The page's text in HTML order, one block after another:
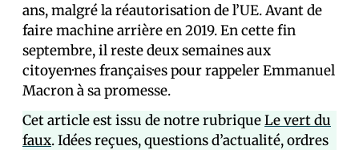
ans, malgré la réautorisation de l’UE. Avant de
faire machine arrière en 2019. En cette fin
septembre, il reste deux semaines aux
citoyen·nes français·es pour rappeler Emmanuel
Macron à sa promesse.
Cet article est issu de notre rubriqueLe vert du
faux. Idées reçues, questions d’actualité, ordres